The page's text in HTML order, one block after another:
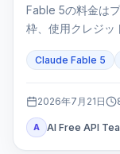
Fable 5の料金は
枠、使用クレジッ
Claude Fable 5
2026年7月21日
A AI Free API